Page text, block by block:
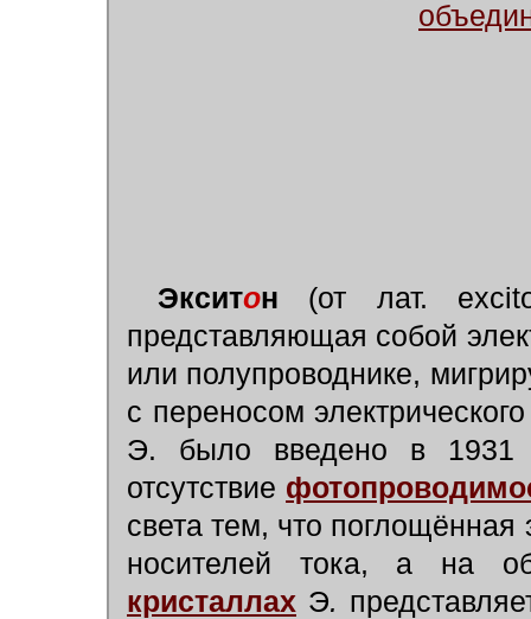
Экситон (от лат.
представляющая собой
или полупроводнике,
с переносом
Э. было введено в
отсутствие
света тем, что поглощённая
носителей тока, а на
кристаллах Э.